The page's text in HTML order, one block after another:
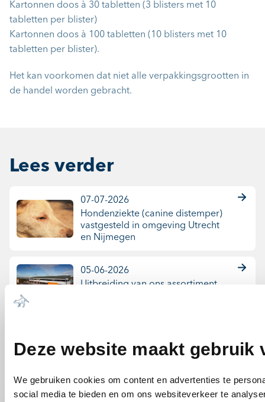
Deze website maakt gebruik
We gebruiken cookies om content en advertenties te
social media te bieden en om ons websiteverkeer te
Kartonnen doos à 30 tabletten (3 blisters met 10
tabletten per blister)
Kartonnen doos à 100 tabletten (10 blisters met 10
tabletten per blister).
Het kan voorkomen dat niet alle verpakkingsgrootten in
de handel worden gebracht.
Lees verder
07-07-2026
Hondenziekte (canine distemper)
vastgesteld in omgeving Utrecht
en Nijmegen
05-06-2026
Uitbreiding van ons assortiment
Een kreupele hond